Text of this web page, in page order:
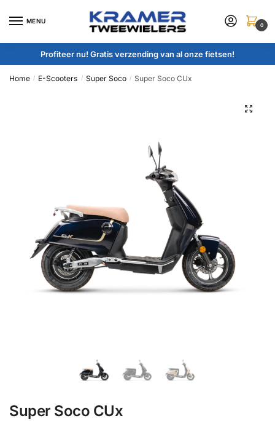
MENU
0
Profiteer nu! Gratis verzending van al onze fietsen!
Home / E-Scooters / Super Soco / Super Soco CUx
🔍
Super Soco CUx